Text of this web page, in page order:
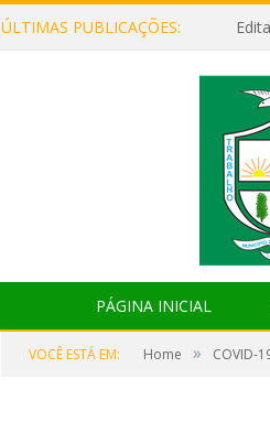
ÚLTIMAS PUBLICAÇÕES:
PÁGINA INICIAL
VOCÊ ESTÁ EM: Home » COVID-